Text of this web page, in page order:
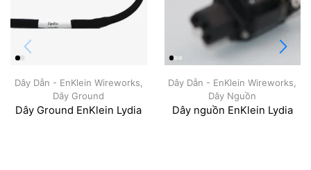
Dây Dẫn - EnKlein Wireworks
Dây Ground
Dây Ground EnKlein Lydia
Dây Dẫn - EnKlein Wireworks
Dây Nguồn
Dây nguồn EnKlein Lydia